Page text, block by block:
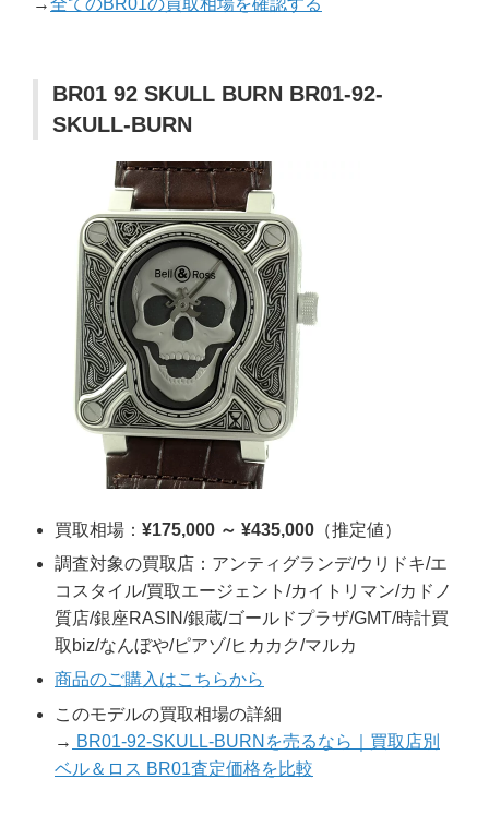
BR01 92 SKULL BURN BR01-92-
SKULL-BURN
買取相場： ¥175,000 ～ ¥435,000 （推定値）
調査対象の買取店：アンティグランデ/ウリドキ/エ
コスタイル/買取エージェント/カイトリマン/カドノ
質店/銀座RASIN/銀蔵/ゴールドプラザ/GMT/時計買
取biz/なんぼや/ピアゾ/ヒカカク/マルカ
商品のご購入はこちらから
このモデルの買取相場の詳細
→ BR01-92-SKULL-BURNを売るなら｜買取店別
ベル＆ロス BR01査定価格を比較